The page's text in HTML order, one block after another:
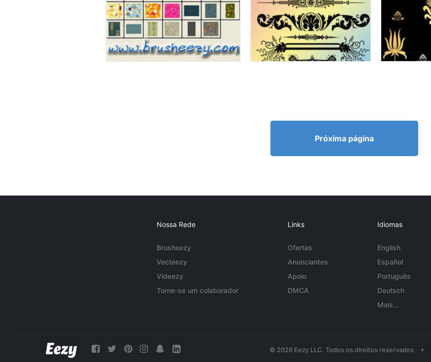
Próxima página
Nossa Rede
Brusheezy
Vecteezy
Videezy
Torne-se um colaborador
Links
Ofertas
Anunciantes
Apoio
DMCA
Idiomas
English
Español
Português
Deutsch
Mais...
© 2026 Eezy LLC. Todos os direitos reservados •